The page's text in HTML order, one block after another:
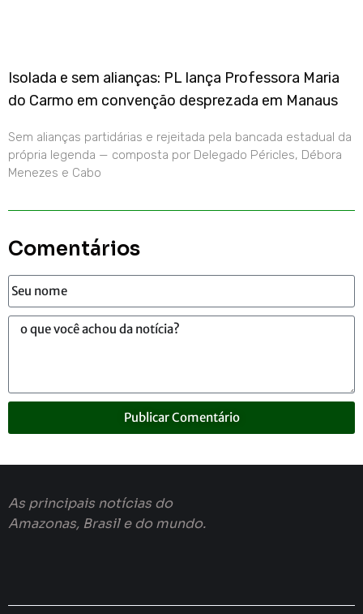
Isolada e sem alianças: PL lança Professora Maria
do Carmo em convenção desprezada em Manaus
Sem alianças partidárias e rejeitada pela bancada estadual da
própria legenda — composta por Delegado Péricles, Débora
Menezes e Cabo
Comentários
Publicar Comentário
As principais notícias do
Amazonas, Brasil e do mundo.